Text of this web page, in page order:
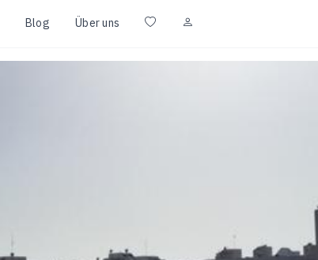
Blog Über uns